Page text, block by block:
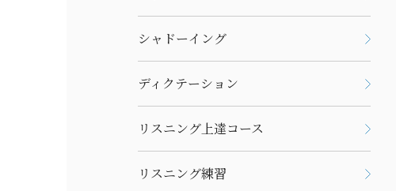
シャドーイング
ディクテーション
リスニング上達コース
リスニング練習